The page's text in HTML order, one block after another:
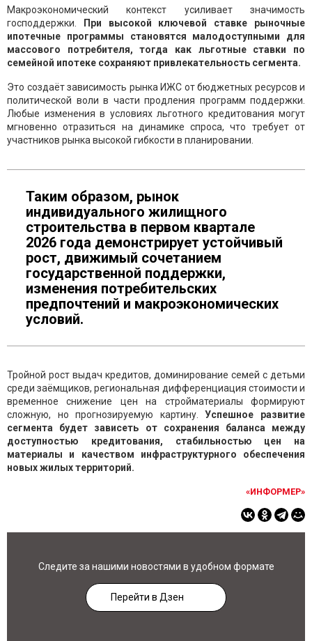
Макроэкономический контекст усиливает значимость
господдержки.
При высокой ключевой ставке рыночные
ипотечные программы становятся малодоступными для
массового потребителя, тогда как льготные ставки по
семейной ипотеке сохраняют привлекательность сегмента.
Это создаёт зависимость рынка ИЖС от бюджетных ресурсов и
политической воли в части продления программ поддержки.
Любые изменения в условиях льготного кредитования могут
мгновенно отразиться на динамике спроса, что требует от
участников рынка высокой гибкости в планировании.
Таким образом, рынок
индивидуального жилищного
строительства в первом квартале
2026 года демонстрирует устойчивый
рост, движимый сочетанием
государственной поддержки,
изменения потребительских
предпочтений и макроэкономических
условий.
Тройной рост выдач кредитов, доминирование семей с детьми
среди заёмщиков, региональная дифференциация стоимости и
временное снижение цен на стройматериалы формируют
сложную, но прогнозируемую картину.Успешное развитие
сегмента будет зависеть от сохранения баланса между
доступностью кредитования, стабильностью цен на
материалы и качеством инфраструктурного обеспечения
новых жилых территорий.
«ИНФОРМЕР»
Следите за нашими новостями в удобном формате
Перейти в Дзен